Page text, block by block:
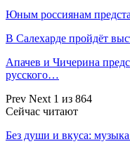
Юным россиянам
В Салехарде пройдёт
Апачев и Чичерина
русского…
Prev Next 1 из 864
Сейчас читают
Без души и вкуса: